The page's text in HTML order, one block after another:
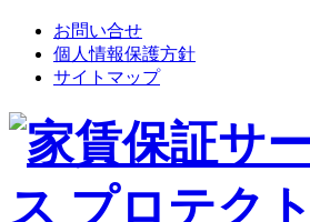
お問い合せ
個人情報保護方針
サイトマップ